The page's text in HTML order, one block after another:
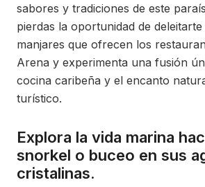
sabores y tradiciones de este
pierdas la oportunidad de
manjares que ofrecen los
Arena y experimenta una fusión
cocina caribeña y el encanto
turístico.
Explora la vida marina
snorkel o buceo en sus
cristalinas.